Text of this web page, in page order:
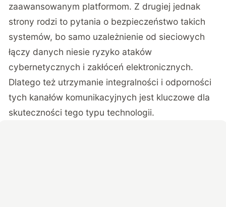
zaawansowanym platformom. Z drugiej jednak
strony rodzi to pytania o bezpieczeństwo takich
systemów, bo samo uzależnienie od sieciowych
łączy danych niesie ryzyko ataków
cybernetycznych i zakłóceń elektronicznych.
Dlatego też utrzymanie integralności i odporności
tych kanałów komunikacyjnych jest kluczowe dla
skuteczności tego typu technologii.